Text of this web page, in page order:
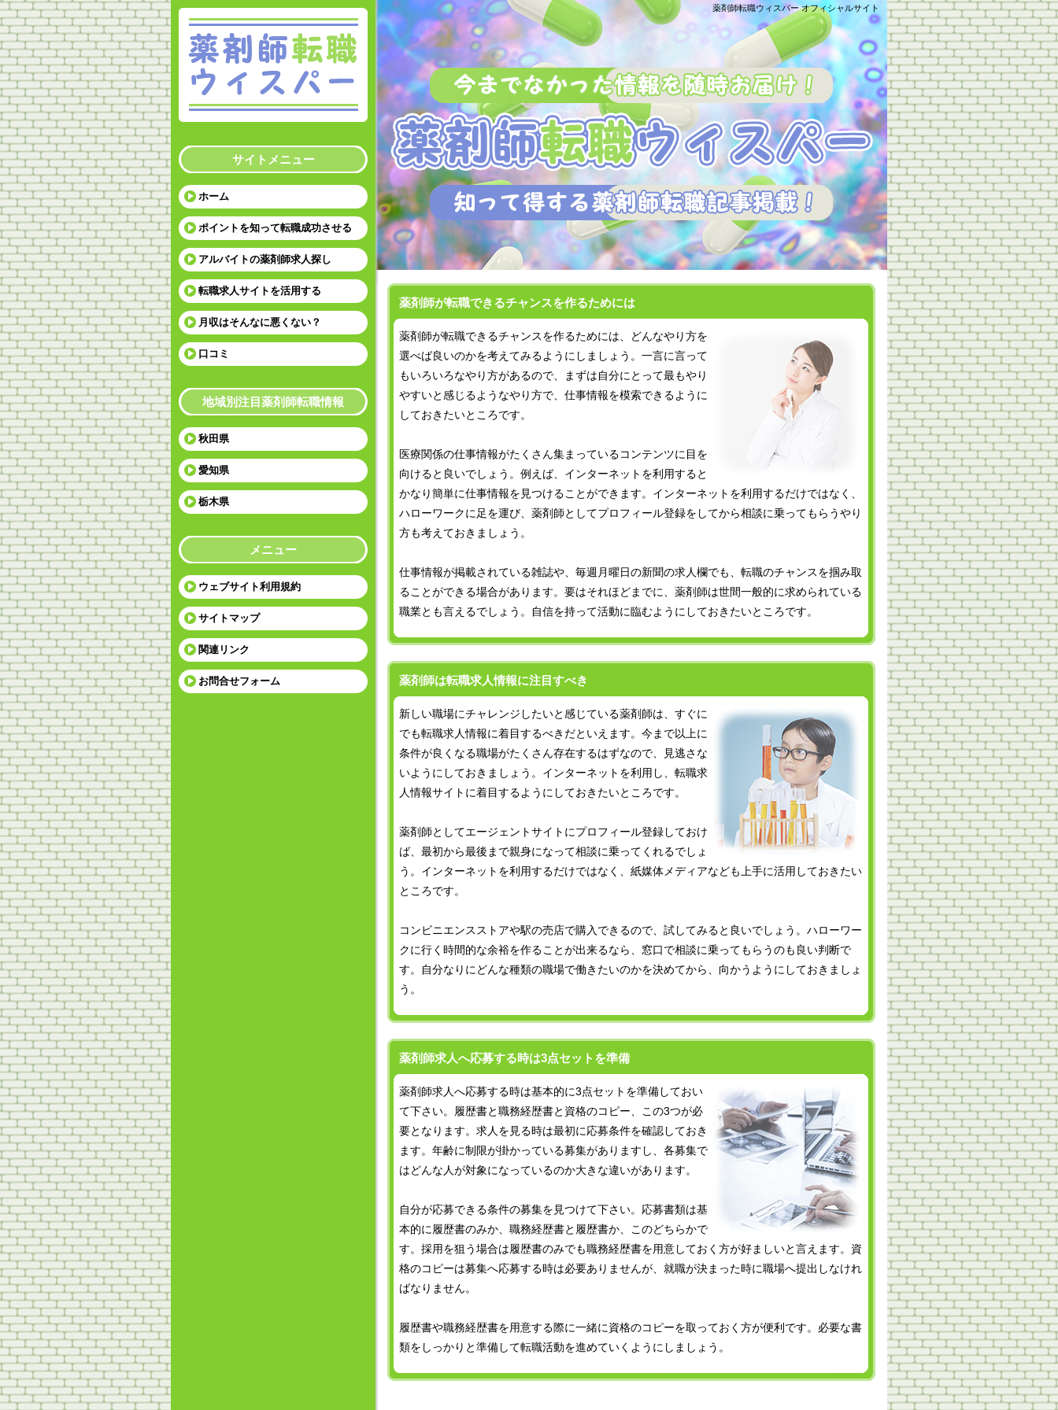
薬剤師転職ウィスパー オフィシャルサイト
薬剤師が転職できるチャンスを作るためには
薬剤師が転職できるチャンスを作るためには、どんなやり方を
選べば良いのかを考えてみるようにしましょう。一言に言って
もいろいろなやり方があるので、まずは自分にとって最もやり
やすいと感じるようなやり方で、仕事情報を模索できるように
しておきたいところです。
医療関係の仕事情報がたくさん集まっているコンテンツに目を
向けると良いでしょう。例えば、インターネットを利用すると
かなり簡単に仕事情報を見つけることができます。インターネットを利用するだけではなく、
ハローワークに足を運び、薬剤師としてプロフィール登録をしてから相談に乗ってもらうやり
方も考えておきましょう。
仕事情報が掲載されている雑誌や、毎週月曜日の新聞の求人欄でも、転職のチャンスを掴み取
ることができる場合があります。要はそれほどまでに、薬剤師は世間一般的に求められている
職業とも言えるでしょう。自信を持って活動に臨むようにしておきたいところです。
薬剤師は転職求人情報に注目すべき
新しい職場にチャレンジしたいと感じている薬剤師は、すぐに
でも転職求人情報に着目するべきだといえます。今まで以上に
条件が良くなる職場がたくさん存在するはずなので、見逃さな
いようにしておきましょう。インターネットを利用し、転職求
人情報サイトに着目するようにしておきたいところです。
薬剤師としてエージェントサイトにプロフィール登録しておけ
ば、最初から最後まで親身になって相談に乗ってくれるでしょ
う。インターネットを利用するだけではなく、紙媒体メディアなども上手に活用しておきたい
ところです。
コンビニエンスストアや駅の売店で購入できるので、試してみると良いでしょう。ハローワー
クに行く時間的な余裕を作ることが出来るなら、窓口で相談に乗ってもらうのも良い判断で
す。自分なりにどんな種類の職場で働きたいのかを決めてから、向かうようにしておきましょ
う。
薬剤師求人へ応募する時は3点セットを準備
薬剤師求人へ応募する時は基本的に3点セットを準備しておい
て下さい。履歴書と職務経歴書と資格のコピー、この3つが必
要となります。求人を見る時は最初に応募条件を確認しておき
ます。年齢に制限が掛かっている募集がありますし、各募集で
はどんな人が対象になっているのか大きな違いがあります。
自分が応募できる条件の募集を見つけて下さい。応募書類は基
本的に履歴書のみか、職務経歴書と履歴書か、このどちらかで
す。採用を狙う場合は履歴書のみでも職務経歴書を用意しておく方が好ましいと言えます。資
格のコピーは募集へ応募する時は必要ありませんが、就職が決まった時に職場へ提出しなけれ
ばなりません。
履歴書や職務経歴書を用意する際に一緒に資格のコピーを取っておく方が便利です。必要な書
類をしっかりと準備して転職活動を進めていくようにしましょう。
サイトメニュー
ホーム
ポイントを知って転職成功させる
アルバイトの薬剤師求人探し
転職求人サイトを活用する
月収はそんなに悪くない？
口コミ
地域別注目薬剤師転職情報
秋田県
愛知県
栃木県
メニュー
ウェブサイト利用規約
サイトマップ
関連リンク
お問合せフォーム